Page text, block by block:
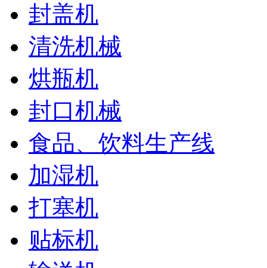
封盖机
清洗机械
烘瓶机
封口机械
食品、饮料生产线
加湿机
打塞机
贴标机